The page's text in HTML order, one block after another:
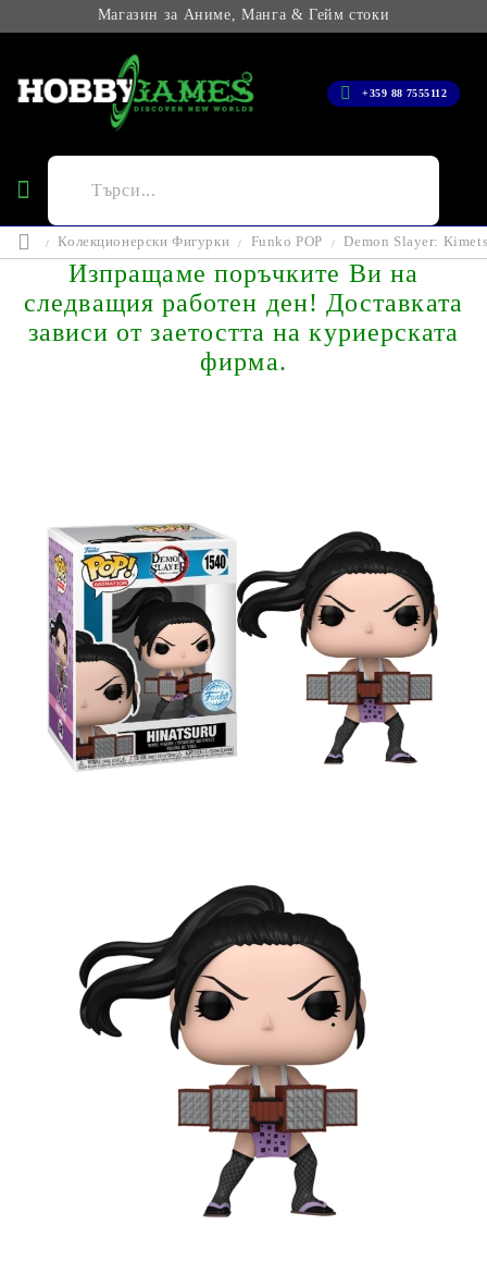
Магазин за Аниме, Манга & Гейм стоки
+359 88 7555112
Колекционерски Фигурки Funko POP Demon Slayer:
Изпращаме поръчките Ви на
следващия работен ден! Доставката
зависи от заетостта на куриерската
фирма.